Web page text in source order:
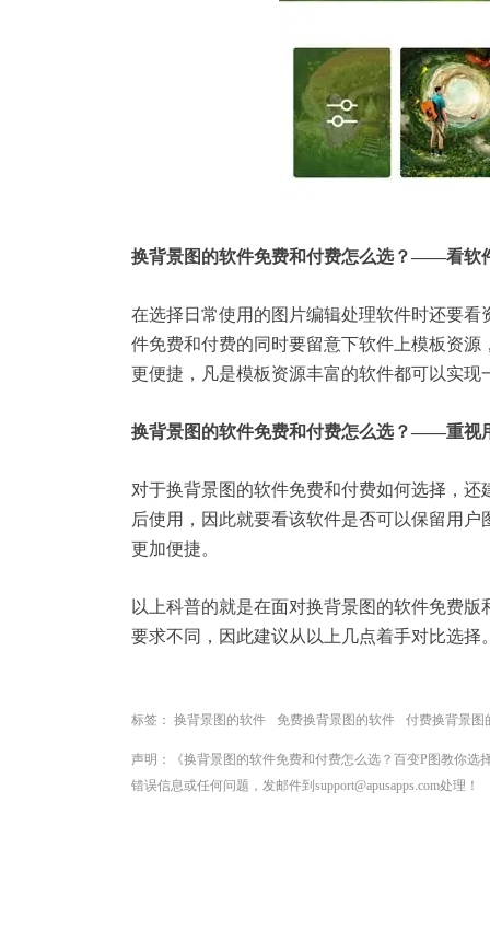
换背景图的软件免费和付费怎么选？——看软
在选择日常使用的图片编辑处理软件时还要
件免费和付费的同时要留意下软件上模板资
更便捷，凡是模板资源丰富的软件都可以实现
换背景图的软件免费和付费怎么选？——重视
对于换背景图的软件免费和付费如何选择，
后使用，因此就要看该软件是否可以保留用
更加便捷。
以上科普的就是在面对换背景图的软件免费
要求不同，因此建议从以上几点着手对比选择
标签： 换背景图的软件 免费换背景图的软件 付费换背景图
声明：《换背景图的软件免费和付费怎么选？百变P图教你
错误信息或任何问题，发邮件到support@apusapps.com处理！